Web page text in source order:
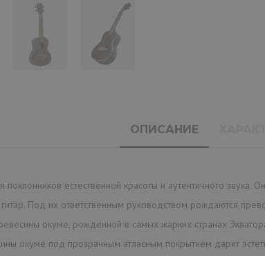
ОПИСАНИЕ
поклонников естественной красоты и аутентичного
гитар. Под их ответственным руководством рождаются
окуме, рожденной в самых жарких странах
окуме под прозрачным атласным покрытием дарит